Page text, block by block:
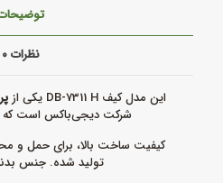
نظرات۰
این مدل کیف DB‑7311 H یکی از
شرکت دیجی‌باکساست که
کیفیت ساخت بالا، برای حمل و
تولید شده. جنس